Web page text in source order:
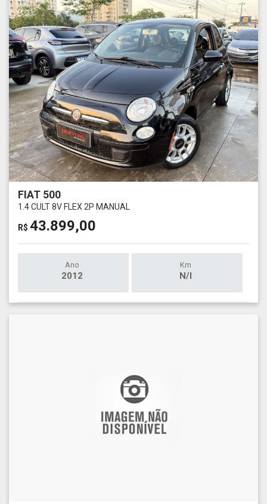
FIAT 500
1.4 CULT 8V FLEX 2P MANUAL
R$ 43.899,00
Ano
2012
Km
N/I